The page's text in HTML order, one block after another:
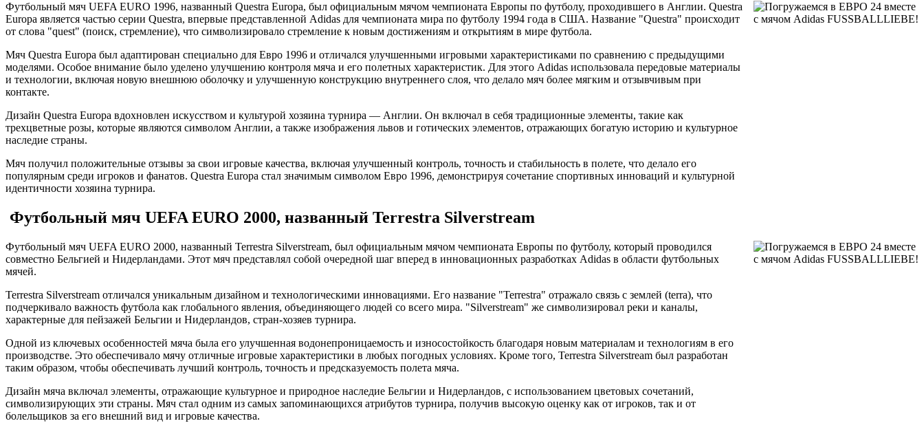
Футбольный мяч UEFA EURO 1996, названный Questra Europa, был официальным мячом чемпионата Европы по футболу, проходившего в Англии. Questra
Europa является частью серии Questra, впервые представленной Adidas для чемпионата мира по футболу 1994 года в США. Название "Questra" происходит
от слова "quest" (поиск, стремление), что символизировало стремление к новым достижениям и открытиям в мире футбола.
Мяч Questra Europa был адаптирован специально для Евро 1996 и отличался улучшенными игровыми характеристиками по сравнению с предыдущими
моделями. Особое внимание было уделено улучшению контроля мяча и его полетных характеристик. Для этого Adidas использовала передовые материалы
и технологии, включая новую внешнюю оболочку и улучшенную конструкцию внутреннего слоя, что делало мяч более мягким и отзывчивым при
контакте.
Дизайн Questra Europa вдохновлен искусством и культурой хозяина турнира — Англии. Он включал в себя традиционные элементы, такие как
трехцветные розы, которые являются символом Англии, а также изображения львов и готических элементов, отражающих богатую историю и культурное
наследие страны.
Мяч получил положительные отзывы за свои игровые качества, включая улучшенный контроль, точность и стабильность в полете, что делало его
популярным среди игроков и фанатов. Questra Europa стал значимым символом Евро 1996, демонстрируя сочетание спортивных инноваций и культурной
идентичности хозяина турнира.
Футбольный мяч UEFA EURO 2000, названный Terrestra Silverstream
Футбольный мяч UEFA EURO 2000, названный Terrestra Silverstream, был официальным мячом чемпионата Европы по футболу, который проводился
совместно Бельгией и Нидерландами. Этот мяч представлял собой очередной шаг вперед в инновационных разработках Adidas в области футбольных
мячей.
Terrestra Silverstream отличался уникальным дизайном и технологическими инновациями. Его название "Terrestra" отражало связь с землей (terra), что
подчеркивало важность футбола как глобального явления, объединяющего людей со всего мира. "Silverstream" же символизировал реки и каналы,
характерные для пейзажей Бельгии и Нидерландов, стран-хозяев турнира.
Одной из ключевых особенностей мяча была его улучшенная водонепроницаемость и износостойкость благодаря новым материалам и технологиям в его
производстве. Это обеспечивало мячу отличные игровые характеристики в любых погодных условиях. Кроме того, Terrestra Silverstream был разработан
таким образом, чтобы обеспечивать лучший контроль, точность и предсказуемость полета мяча.
Дизайн мяча включал элементы, отражающие культурное и природное наследие Бельгии и Нидерландов, с использованием цветовых сочетаний,
символизирующих эти страны. Мяч стал одним из самых запоминающихся атрибутов турнира, получив высокую оценку как от игроков, так и от
болельщиков за его внешний вид и игровые качества.